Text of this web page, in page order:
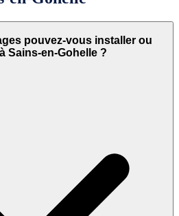
pouvez-vous installer ou
Sains-en-Gohelle ?